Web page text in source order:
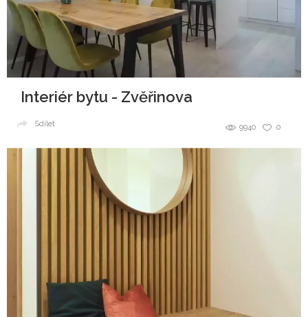
Interiér bytu - Zvěřinova
0
9940
Sdílet